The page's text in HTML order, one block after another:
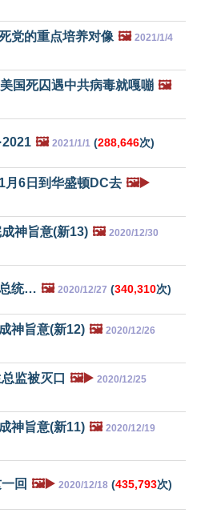
党的重点培养对像 🖼️ 2021/1/4
国死囚遇中共病毒就嘎嘣 🖼️
🖼️ 2021/1/1 (288,646次)
月6日到华盛顿DC去 🖼️▶️
神旨意(新13) 🖼️ 2020/12/30
统… 🖼️ 2020/12/27 (340,310次)
神旨意(新12) 🖼️ 2020/12/26
监被灭口 🖼️▶️ 2020/12/25
神旨意(新11) 🖼️ 2020/12/19
回 🖼️▶️ 2020/12/18 (435,793次)